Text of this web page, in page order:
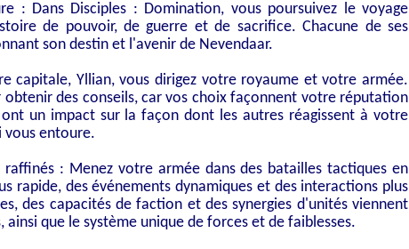
: Dans Disciples : Domination, vous poursuivez le voyage
de pouvoir, de guerre et de sacrifice. Chacune de ses
son destin et l'avenir de Nevendaar.
capitale, Yllian, vous dirigez votre royaume et votre armée.
obtenir des conseils, car vos choix façonnent votre réputation
un impact sur la façon dont les autres réagissent à votre
vous entoure.
: Menez votre armée dans des batailles tactiques en
rapide, des événements dynamiques et des interactions plus
des capacités de faction et des synergies d'unités viennent
que le système unique de forces et de faiblesses.